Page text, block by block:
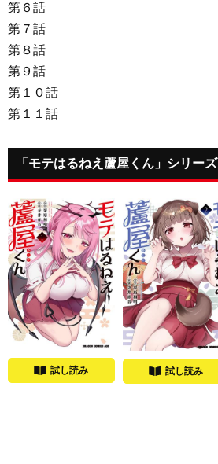
第６話
第７話
第８話
第９話
第１０話
第１１話
「モテはるねえ蘆屋くん」シリーズ
試し読み 試し読み